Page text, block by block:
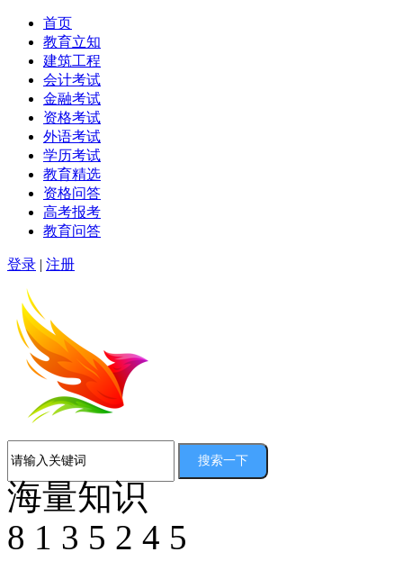
首页
教育立知
建筑工程
会计考试
金融考试
资格考试
外语考试
学历考试
教育精选
资格问答
高考报考
教育问答
登录 | 注册
海量知识
8 1 3 5 2 4 5